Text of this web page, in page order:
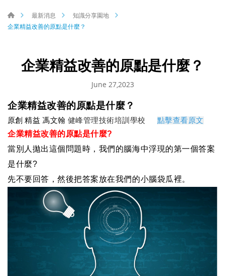
最新消息
知識分享園地
企業精益改善的原點是什麼？
企業精益改善的原點是什麼？
June 27,2023
企業精益改善的原點是什麼？
原創 精益 馮文翰 健峰管理技術培訓學校 點擊查看原文
企業精益改善的原點是什麼?
當別人拋出這個問題時，我們的腦海中浮現的第一個答案
是什麼?
先不要回答，然後把答案放在我們的小腦袋瓜裡。